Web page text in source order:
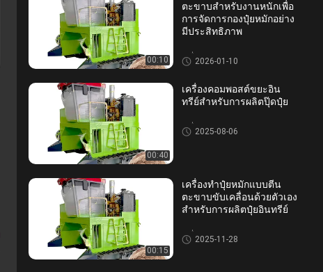
00:10
ตะขาบสำหรับงานหนักเพื่อ
การจัดการกองปุ๋ยหมักอย่าง
มีประสิทธิภาพ
เครื่องปลูกปุ๋ยปุ๋ย
2026-01-10
00:40
เครื่องคอมพอสต์ขยะอิน
ทรีย์สําหรับการผลิตปุ๊ดปุ๋ย
เครื่องปลูกปุ๋ยปุ๋ย
2025-08-06
00:15
เครื่องทำปุ๋ยหมักแบบตีน
ตะขาบขับเคลื่อนด้วยตัวเอง
สำหรับการผลิตปุ๋ยอินทรีย์
เครื่องปลูกปุ๋ยปุ๋ย
2025-11-28